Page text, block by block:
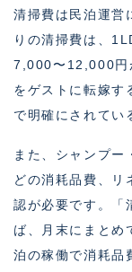
清掃費は民泊運営
りの清掃費は、
7,000〜12,000円
をゲストに転嫁す
で明確にされてい
また、シャンプー
どの消耗品費、リ
認が必要です。「
ば、月末にまとめ
泊の稼働で消耗品